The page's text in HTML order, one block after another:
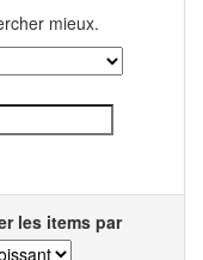
mieux.
les items par